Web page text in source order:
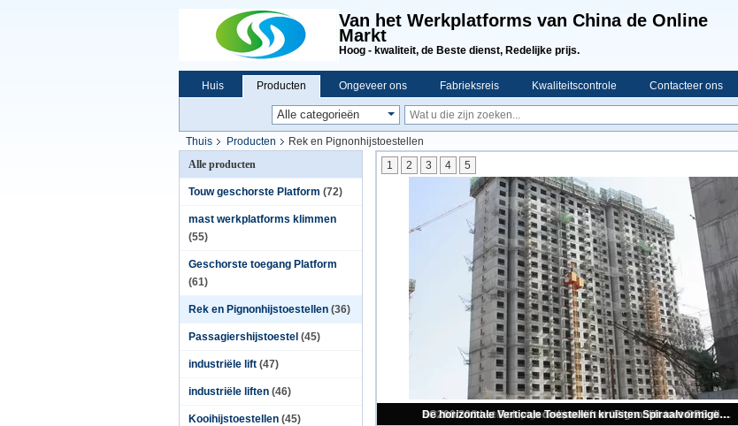
Van het Werkplatforms van China de Online
Markt
Hoog - kwaliteit, de Beste dienst, Redelijke prijs.
Huis Producten Ongeveer ons Fabrieksreis Kwaliteitscontrole Contacteer ons
Thuis Producten
Rek en Pignonhijstoestellen
Alle producten
Touw geschorste Platform (72)
mast werkplatforms klimmen
(55)
Geschorste toegang Platform
(61)
Rek en Pignonhijstoestellen (36)
Passagiershijstoestel (45)
industriële lift (47)
industriële liften (46)
Kooihijstoestellen (45) SC200/200 het Rek van de bouwlift en Pignonlift met GPS die Systeem bevestigen
1 2 3 4 5